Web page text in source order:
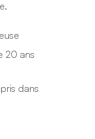
20 ans
dans